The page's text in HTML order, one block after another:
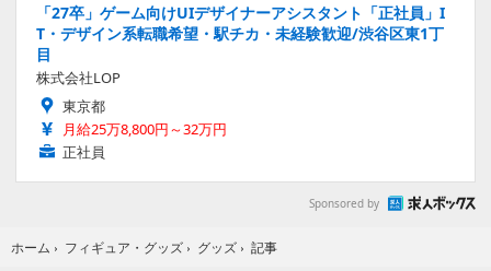
「27卒」ゲーム向けUIデザイナーアシスタント「正社員」I
T・デザイン系転職希望・駅チカ・未経験歓迎/渋谷区東1丁
目
株式会社LOP
東京都
月給25万8,800円～32万円
正社員
Sponsored by
ホーム › フィギュア・グッズ › グッズ › 記事